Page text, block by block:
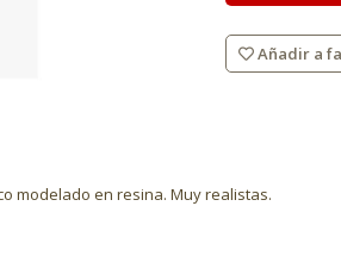
Añadir a
modelado en resina. Muy realistas.